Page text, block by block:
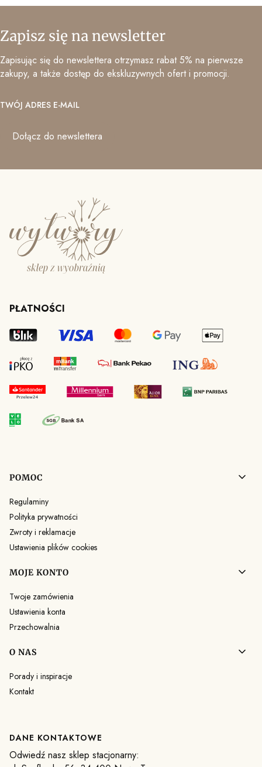
Zapisz się na newsletter
Zapisując się do newslettera otrzymasz rabat 5% na pierwsze
zakupy, a także dostęp do ekskluzywnych ofert i promocji.
TWÓJ ADRES E-MAIL
Dołącz do newslettera
PŁATNOŚCI
Linki w stopce
POMOC
Regulaminy
Polityka prywatności
Zwroty i reklamacje
Ustawienia plików cookies
MOJE KONTO
Twoje zamówienia
Ustawienia konta
Przechowalnia
O NAS
Porady i inspiracje
Kontakt
DANE KONTAKTOWE
Odwiedź nasz sklep stacjonarny: